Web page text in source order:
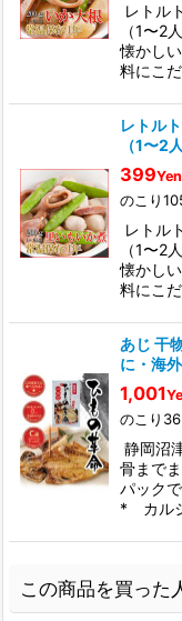
レトル
（1〜2
懐かし
料にこ
レトル
（1〜2
399Yen
のこり
レトル
（1〜2
懐かし
料にこ
あじ 干
に・海
1,001
のこり36
静岡沼
骨まで
パック
* カル
この商品を買った